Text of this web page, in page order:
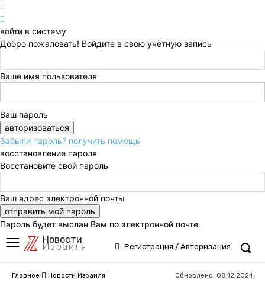
войти в систему
Добро пожаловать! Войдите в свою учётную запись
Ваше имя пользователя
Ваш пароль
Забыли пароль? получить помощь
восстановление пароля
Восстановите свой пароль
Ваш адрес электронной почты
Пароль будет выслан Вам по электронной почте.
Новости
Израиля Регистрация / Авторизация
Главное Новости Израиля Обновлено: 08.12.2024